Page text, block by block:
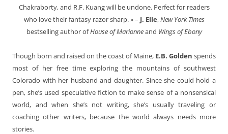
Chakraborty, and R.F. Kuang will be undone. Perfect for readers
who love their fantasy razor sharp. » – J. Elle,New York Times
bestselling author ofHouse of Marionneand Wings of Ebony
Though born and raised on the coast of Maine, E.B. Golden spends
most of her free time exploring the mountains of southwest
Colorado with her husband and daughter. Since she could hold a
pen, she’s used speculative fiction to make sense of a nonsensical
world, and when she’s not writing, she’s usually traveling or
coaching other writers, because the world always needs more
stories.